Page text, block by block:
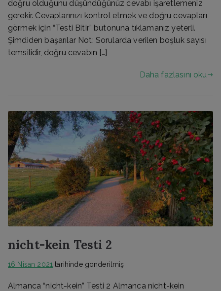
doğru olduğunu düşündüğünüz cevabı işaretlemeniz
gerekir. Cevaplarınızı kontrol etmek ve doğru cevapları
görmek için “Testi Bitir” butonuna tıklamanız yeterli.
Şimdiden başarılar Not: Sorularda verilen boşluk sayısı
temsilidir, doğru cevabın […]
Daha fazlasını oku
nicht-kein Testi 2
16 Nisan 2021 tarihinde gönderilmiş
Almanca “nicht-kein” Testi 2 Almanca nicht-kein